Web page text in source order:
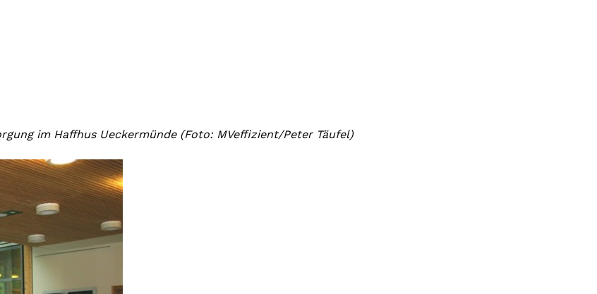
im Haffhus Ueckermünde (Foto: MVeffizient/Peter Täufel)